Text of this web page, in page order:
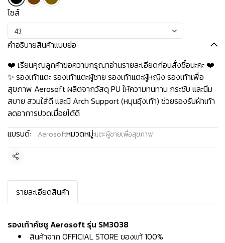
ไซส์
43
คำอธิบายสินค้าแบบย่อ
❤️ เรียนคุณลูกค้าขอความกรุณาอ่านรายละเอียดก่อนสั่งซื้อนะคะ️️ ️❤️
✨ รองเท้าแตะ รองเท้าแตะผู้ชาย รองเท้าแตะผู้หญิง รองเท้าเพื่อ
สุขภาพ Aerosoft ผลิตจากวัสดุ PU ให้ความทนทาน กระชับ และนิ่ม
สบาย สวมใส่ดี และมี Arch Support (หนุนอุ้งเท้า) ช่วยรองรับฝ่าเท้า
ลดอาการปวดเมื่อยได้ดี
แบรนด์:
Aerosoftหมวดหมู่:แตะผู้ชายเพื่อสุขภาพ
แชร์
รายละเอียดสินค้า
รองเท้าคัชชู Aerosoft รุ่น SM3038
สินค้าจาก OFFICIAL STORE ของแท้ 100%